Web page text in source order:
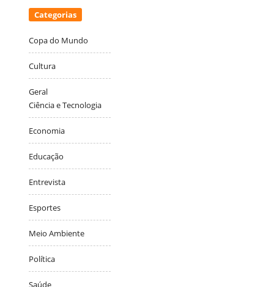
Categorias
Copa do Mundo
Cultura
Geral
Ciência e Tecnologia
Economia
Educação
Entrevista
Esportes
Meio Ambiente
Política
Saúde